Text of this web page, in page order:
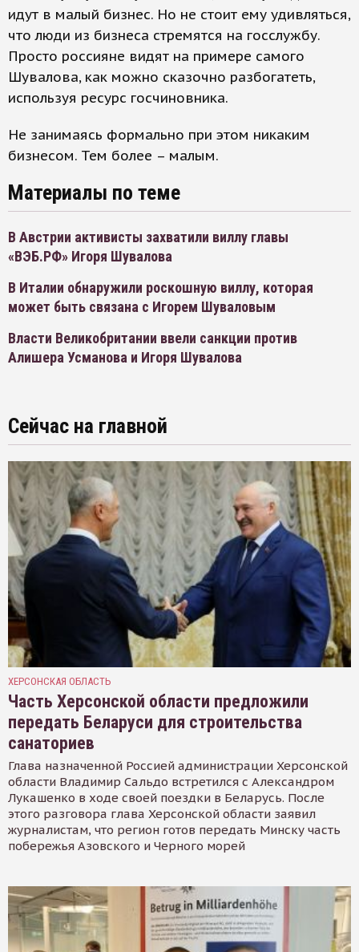
идут в малый бизнес. Но не стоит ему удивляться,
что люди из бизнеса стремятся на госслужбу.
Просто россияне видят на примере самого
Шувалова, как можно сказочно разбогатеть,
используя ресурс госчиновника.
Не занимаясь формально при этом никаким
бизнесом. Тем более – малым.
Материалы по теме
В Австрии активисты захватили виллу главы
«ВЭБ.РФ» Игоря Шувалова
В Италии обнаружили роскошную виллу, которая
может быть связана с Игорем Шуваловым
Власти Великобритании ввели санкции против
Алишера Усманова и Игоря Шувалова
Сейчас на главной
ХЕРСОНСКАЯ ОБЛАСТЬ
Часть Херсонской области предложили
передать Беларуси для строительства
санаториев
Глава назначенной Россией администрации Херсонской
области Владимир Сальдо встретился с Александром
Лукашенко в ходе своей поездки в Беларусь. После
этого разговора глава Херсонской области заявил
журналистам, что регион готов передать Минску часть
побережья Азовского и Черного морей